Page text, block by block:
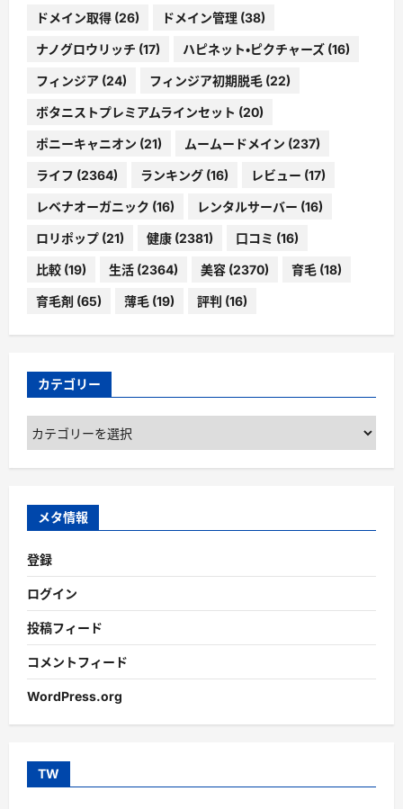
ドメイン取得 (26) ドメイン管理 (38)
ナノグロウリッチ (17) ハピネット・ピクチャーズ (16)
フィンジア (24) フィンジア初期脱毛 (22)
ボタニストプレミアムラインセット (20)
ポニーキャニオン (21) ムームードメイン (237)
ライフ (2364) ランキング (16) レビュー (17)
レベナオーガニック (16) レンタルサーバー (16)
ロリポップ (21) 健康 (2381) 口コミ (16)
比較 (19) 生活 (2364) 美容 (2370) 育毛 (18)
育毛剤 (65) 薄毛 (19) 評判 (16)
カテゴリー
カ
テ
ゴ
ー
メタ情報
登録
ログイン
投稿フィード
コメントフィード
WordPress.org
TW